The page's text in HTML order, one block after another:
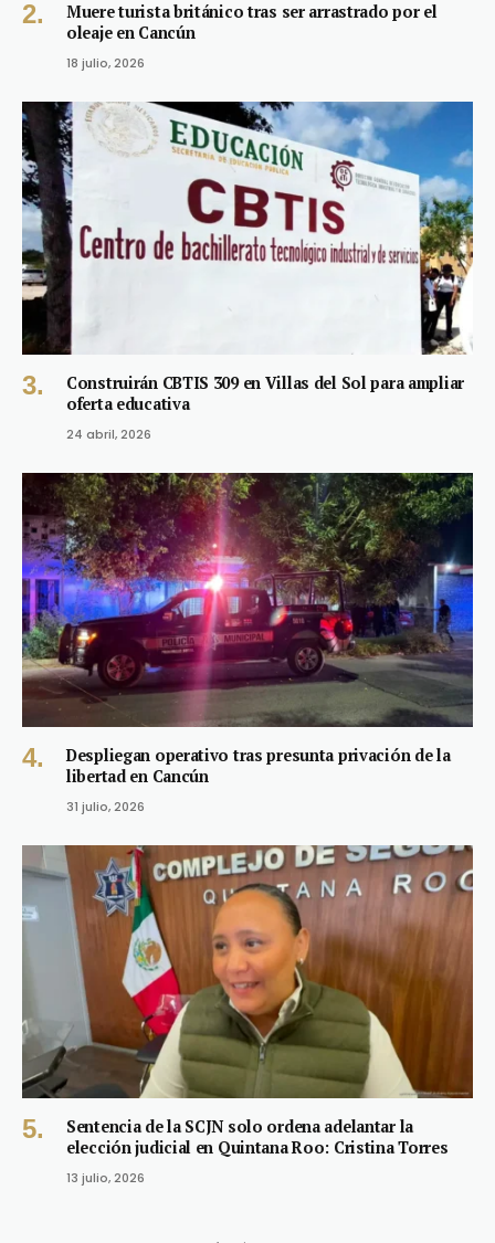
Muere turista británico tras ser arrastrado por el
oleaje en Cancún
18 julio, 2026
Construirán CBTIS 309 en Villas del Sol para ampliar
oferta educativa
24 abril, 2026
Despliegan operativo tras presunta privación de la
libertad en Cancún
31 julio, 2026
Sentencia de la SCJN solo ordena adelantar la
elección judicial en Quintana Roo: Cristina Torres
13 julio, 2026